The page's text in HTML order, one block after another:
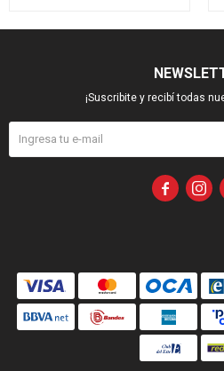
¡Suscribite y recibí todas
 